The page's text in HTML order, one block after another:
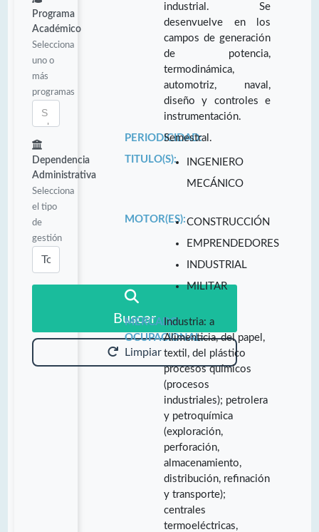
Programa
Académico
Selecciona
uno o
más
programas
Dependencia
Administrativa
Selecciona
el tipo
de
gestión
Buscar
Limpiar
industrial. Se
desenvuelve en los
campos de generación
de potencia,
termodinámica,
automotriz, naval,
diseño y controles e
instrumentación.
PERIODICIDAD:
Semestral.
TITULO(S):
INGENIERO
MECÁNICO
MOTOR(ES):CONSTRUCCIÓN
EMPRENDEDORES
INDUSTRIAL
MILITAR
MERCADO
OCUPACIONAL:
Industria: a
Alimenticia, del papel,
textil, del plástico
procesos químicos
(procesos
industriales); petrolera
y petroquímica
(exploración,
perforación,
almacenamiento,
distribución, refinación
y transporte);
centrales
termoeléctricas,